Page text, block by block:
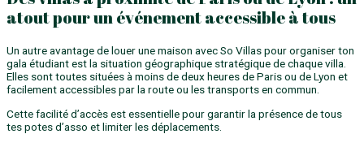
atout pour un événement accessible à tous
Un autre avantage de louer une maison avec So Villas pour organiser ton
gala étudiant est la situation géographique stratégique de chaque villa.
Elles sont toutes situées à moins de deux heures de Paris ou de Lyon et
facilement accessibles par la route ou les transports en commun.
Cette facilité d’accès est essentielle pour garantir la présence de tous
tes potes d’asso et limiter les déplacements.